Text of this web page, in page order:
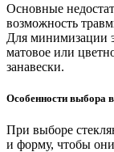
Основные
возможность
Для минимизации
матовое или
занавески.
Особенности выбора
При выборе
и форму, чтобы